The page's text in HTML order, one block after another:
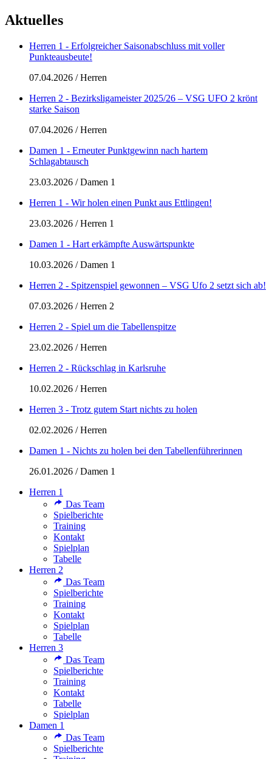
Aktuelles
Herren 1 - Erfolgreicher Saisonabschluss mit voller
Punkteausbeute!
07.04.2026 /Herren
Herren 2 - Bezirksligameister 2025/26 – VSG UFO 2 krönt
starke Saison
07.04.2026 /Herren
Damen 1 - Erneuter Punktgewinn nach hartem
Schlagabtausch
23.03.2026 /Damen 1
Herren 1 - Wir holen einen Punkt aus Ettlingen!
23.03.2026 /Herren 1
Damen 1 - Hart erkämpfte Auswärtspunkte
10.03.2026 /Damen 1
Herren 2 - Spitzenspiel gewonnen – VSG Ufo 2 setzt sich ab!
07.03.2026 /Herren 2
Herren 2 - Spiel um die Tabellenspitze
23.02.2026 /Herren
Herren 2 - Rückschlag in Karlsruhe
10.02.2026 /Herren
Herren 3 - Trotz gutem Start nichts zu holen
02.02.2026 /Herren
Damen 1 - Nichts zu holen bei den Tabellenführerinnen
26.01.2026 /Damen 1
Herren 1
Das Team
Spielberichte
Training
Kontakt
Spielplan
Tabelle
Herren 2
Das Team
Spielberichte
Training
Kontakt
Spielplan
Tabelle
Herren 3
Das Team
Spielberichte
Training
Kontakt
Tabelle
Spielplan
Damen 1
Das Team
Spielberichte